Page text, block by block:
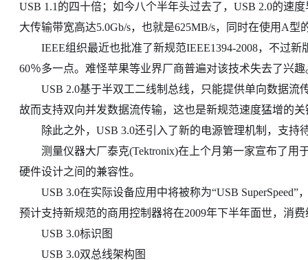
USB 1.1的四十倍；如今八个半年头过去了，USB 2.0的速
大传输带宽高达5.0Gb/s，也就是625MB/s，同时在使用A型
IEEE组织最近也批准了新规范IEEE1394-2008，不过新
60％多一点。难怪苹果等业界厂商普遍对该技术失去了兴趣
USB 2.0基于半双工二线制总线，只能提供单向数据流
故而支持双向并发数据流传输，这也是新规范速度猛增的关
除此之外，USB 3.0还引入了新的电源管理机制，支持
测量仪器大厂泰克(Tektronix)在上个月第一家宣布了用
硬件设计之间的兼容性。
USB 3.0在实际设备应用中将被称为“USB SuperSpeed”
预计支持新规范的商用控制器将在2009年下半年面世，消
USB 3.0标识图
USB 3.0双总线架构图